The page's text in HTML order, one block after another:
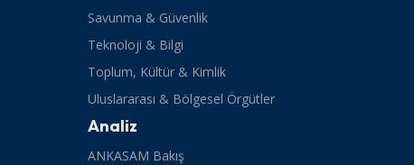
Savunma & Güvenlik
Teknoloji & Bilgi
Toplum, Kültür & Kimlik
Uluslararası & Bölgesel Örgütler
Analiz
ANKASAM Bakış